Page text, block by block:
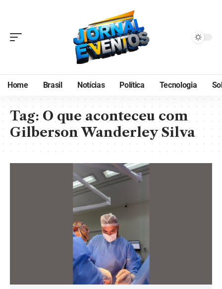
Home Brasil Notícias Política Tecnologia
Tag:O que aconteceu com
Gilberson Wanderley Silva